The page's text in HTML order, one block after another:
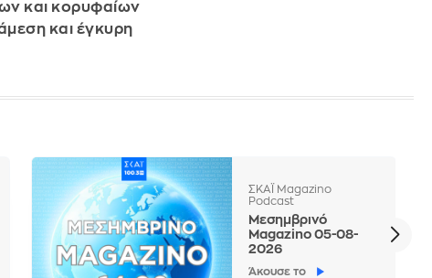
και κορυφαίων
και έγκυρη
ΣΚΑΪ Magazino
Podcast
Μεσημβρινό
Magazino 05-08-
2026
Άκουσε το